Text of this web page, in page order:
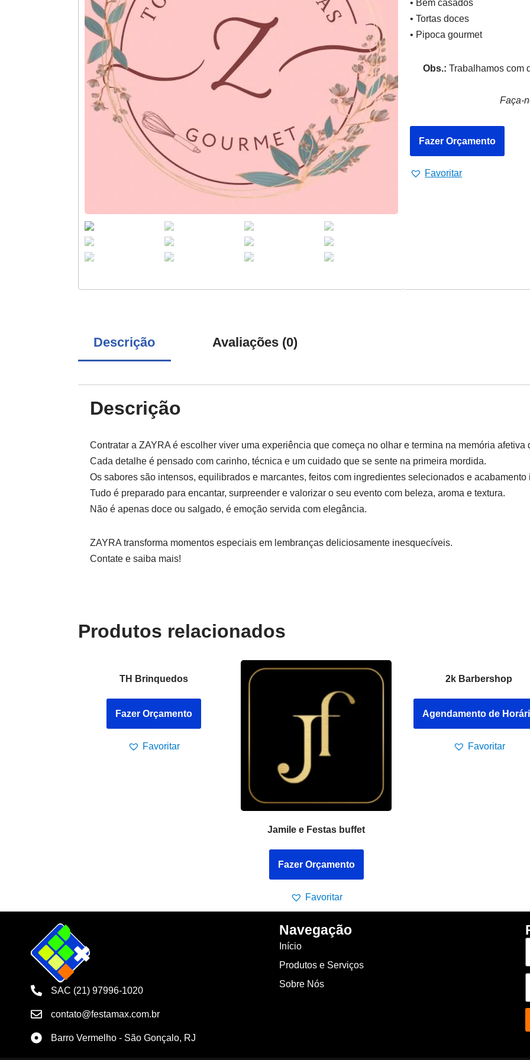
• Bem casados
• Tortas doces
• Pipoca gourmet
Obs.: Trabalhamos com
Faça-
Fazer Orçamento
Favoritar
Descrição Avaliações (0)
Descrição
Contratar a ZAYRA é escolher viver uma experiência que começa no olhar e termina na memória afetiva
Cada detalhe é pensado com carinho, técnica e um cuidado que se sente na primeira mordida.
Os sabores são intensos, equilibrados e marcantes, feitos com ingredientes selecionados e acabamento
Tudo é preparado para encantar, surpreender e valorizar o seu evento com beleza, aroma e textura.
Não é apenas doce ou salgado, é emoção servida com elegância.
ZAYRA transforma momentos especiais em lembranças deliciosamente inesquecíveis.
Contate e saiba mais!
Produtos relacionados
TH Brinquedos
Fazer Orçamento
Favoritar
Jamile e Festas buffet
Fazer Orçamento
Favoritar
2k Barbershop
Agendamento de
Favoritar
SAC (21) 97996-1020
contato@festamax.com.br
Barro Vermelho - São Gonçalo, RJ
Navegação
Início
Produtos e Serviços
Sobre Nós